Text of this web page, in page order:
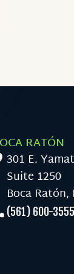
RATÓN
301 E.
Suite 1250
Boca
(561) 600-3555